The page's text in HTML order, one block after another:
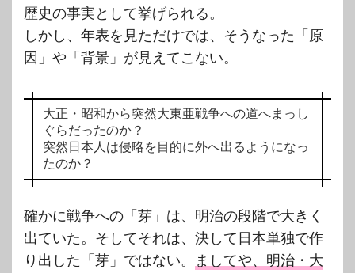
歴史の事実として挙げられる。
しかし、年表を見ただけでは、そうなった「原
因」や「背景」が見えてこない。
大正・昭和から突然大東亜戦争への道へまっし
ぐらだったのか？
突然日本人は侵略を目的に外へ出るようになっ
たのか？
確かに戦争への「芽」は、明治の段階で大きく
出ていた。そしてそれは、決して日本単独で作
り出した「芽」ではない。
ましてや、明治・大